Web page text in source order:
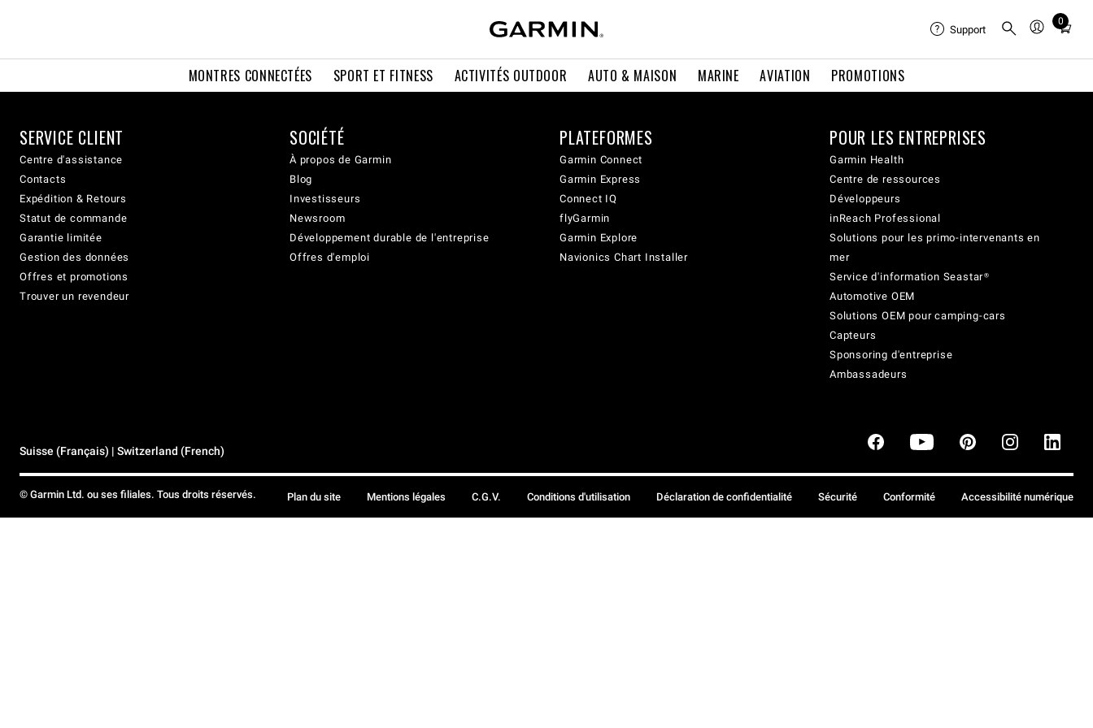
MONTRES CONNECTÉES SPORT ET FITNESS ACTIVITÉS OUTDOOR AUTO & MAISON MARINE AVIATION PROMOTIONS
Support
0
Total
in
SERVICE CLIENT
Centre d'assistance
Contacts
Expédition & Retours
Statut de commande
Garantie limitée
Gestion des données
Offres et promotions
Trouver un revendeur
SOCIÉTÉ
À propos de Garmin
Blog
Investisseurs
Newsroom
Développement durable de l'entreprise
Offres d'emploi
PLATEFORMES
Garmin Connect
Garmin Express
Connect IQ
flyGarmin
Garmin Explore
Navionics Chart Installer
POUR LES ENTREPRISES
Garmin Health
Centre de ressources
Développeurs
inReach Professional
Solutions pour les primo-intervenants en
mer
Service d'information Seastar®
Automotive OEM
Solutions OEM pour camping-cars
Capteurs
Sponsoring d'entreprise
Ambassadeurs
Suisse (Français) | Switzerland (French)
© Garmin Ltd. ou ses filiales. Tous droits réservés. Plan du site Mentions légales C.G.V. Conditions d'utilisation Déclaration de confidentialité Sécurité Conformité Accessibilité numérique